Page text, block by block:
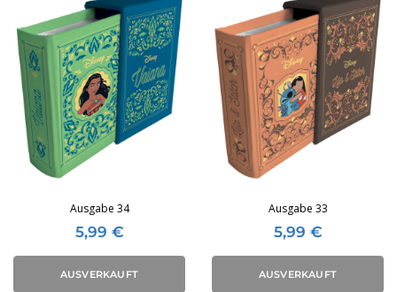
Ausgabe 34
5,99 €
AUSVERKAUFT
Ausgabe 33
5,99 €
AUSVERKAUFT